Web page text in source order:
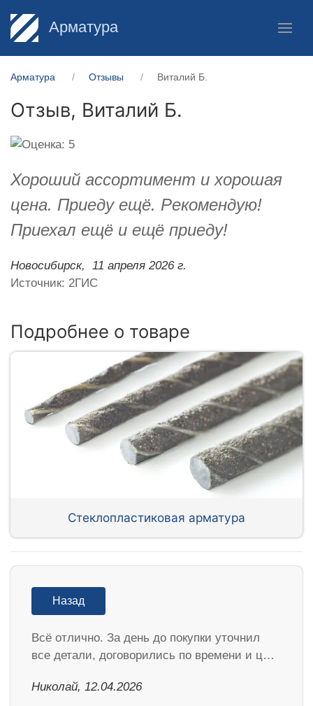
Арматура
Арматура Отзывы Виталий Б.
Отзыв, Виталий Б.
Хороший ассортимент и хорошая
цена. Приеду ещё. Рекомендую!
Приехал ещё и ещё приеду!
Новосибирск,
11 апреля 2026 г.
Источник: 2ГИС
Подробнее о товаре
Стеклопластиковая арматура
Назад
Всё отлично. За день до покупки уточнил
все детали, договорились по времени и ц…
Николай, 12.04.2026